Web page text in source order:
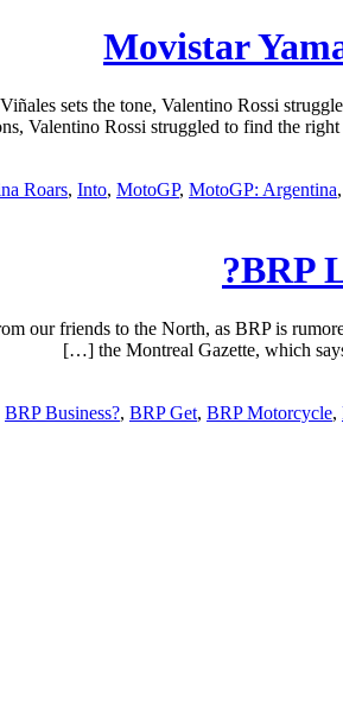
Movistar
sets the tone, Valentino Rossi
Valentino Rossi struggled to find the
Roars, Into, MotoGP, MotoGP: Argentina,
BRP
our friends to the North, as BRP is
the Montreal Gazette, which
BRP Business?, BRP Get, BRP Motorcycle,